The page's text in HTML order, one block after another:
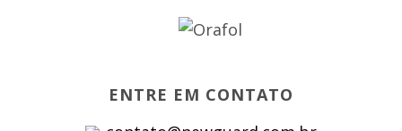
ENTRE EM CONTATO